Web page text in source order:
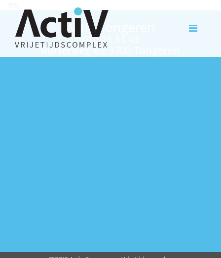
Activ Tongeren
012 23 33 43
Rutterweg 63, 3700 Tongeren